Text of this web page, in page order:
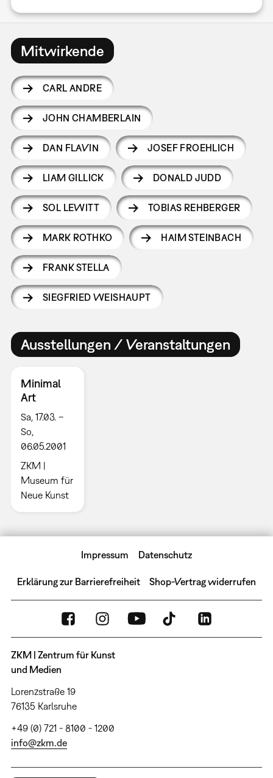
Mitwirkende
CARL ANDRE
JOHN CHAMBERLAIN
DAN FLAVIN JOSEF FROEHLICH
LIAM GILLICK DONALD JUDD
SOL LEWITT TOBIAS REHBERGER
MARK ROTHKO HAIM STEINBACH
FRANK STELLA
SIEGFRIED WEISHAUPT
Ausstellungen / Veranstaltungen
Minimal
Art
Sa, 17.03. –
So,
06.05.2001
ZKM |
Museum für
Neue Kunst
Impressum Datenschutz
Erklärung zur Barrierefreiheit Shop-Vertrag widerrufen
ZKM | Zentrum für Kunst
und Medien
Lorenzstraße 19
76135 Karlsruhe
+49 (0) 721 - 8100 - 1200
info@zkm.de